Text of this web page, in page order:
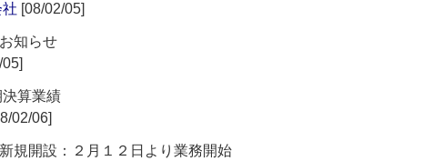
[08/02/05]
知らせ
算業績
02/06]
規開設：２月１２日より業務開始